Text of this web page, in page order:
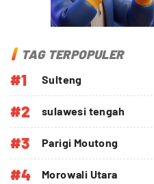
TAG TERPOPULER
#1 Sulteng
#2 sulawesi tengah
#3 Parigi Moutong
#4 Morowali Utara